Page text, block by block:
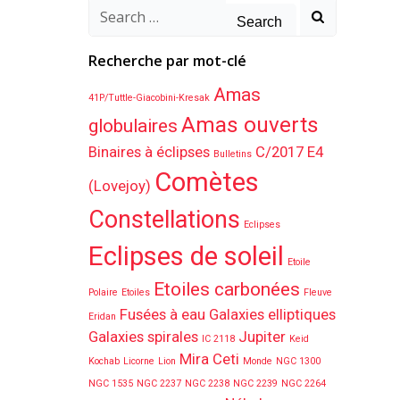
Search
Recherche par mot-clé
41P/Tuttle-Giacobini-Kresak Amas
globulaires Amas ouverts
Binaires à éclipses Bulletins C/2017 E4
(Lovejoy) Comètes
Constellations Eclipses
Eclipses de soleil Etoile
Polaire Etoiles Etoiles carbonées Fleuve
Eridan Fusées à eau Galaxies elliptiques
Galaxies spirales IC 2118 Jupiter Keid
Kochab Licorne Lion Mira Ceti Monde NGC 1300
NGC 1535 NGC 2237 NGC 2238 NGC 2239 NGC 2264